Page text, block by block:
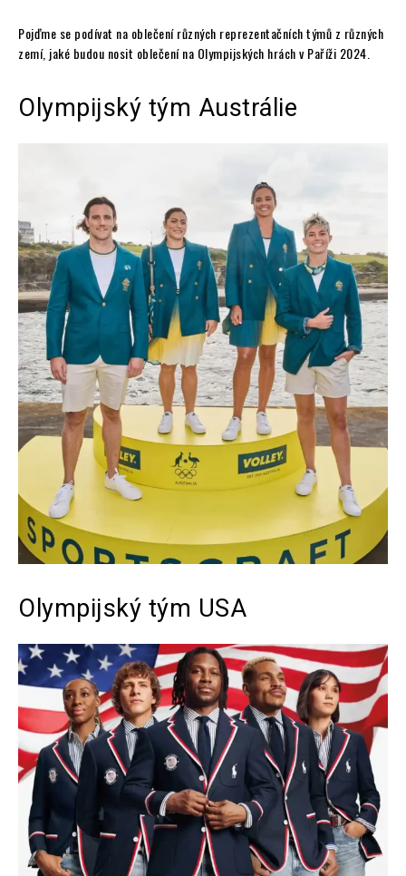
Pojďme se podívat na oblečení různých reprezentačních týmů z různých
zemí, jaké budou nosit oblečení na Olympijských hrách v Paříži 2024.
Olympijský tým Austrálie
Olympijský tým USA